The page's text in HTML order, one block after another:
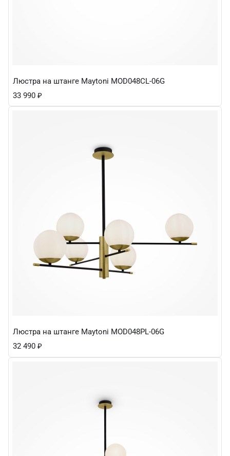
Люстра на штанге Maytoni MOD048CL-06G
33 990 ₽
Люстра на штанге Maytoni MOD048PL-06G
32 490 ₽